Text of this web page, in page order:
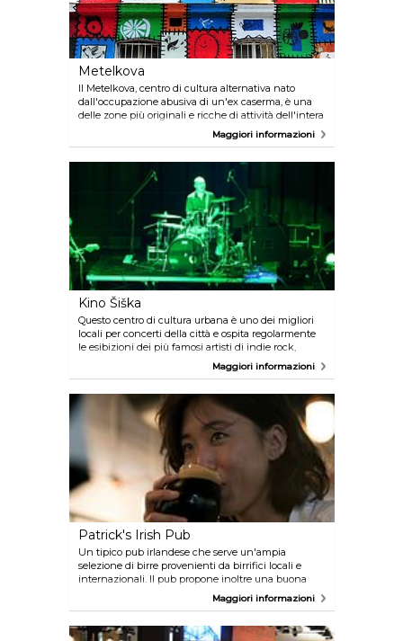
Metelkova
Il Metelkova, centro di cultura alternativa nato
dall'occupazione abusiva di un'ex caserma, è una
delle zone più originali e ricche di attività dell'intera
città. Oltre a concerti, esibizioni di DJ e serate
musicali, il Metelkova ospita diversi eventi artistici.
Metelkova è frequentato da persone di età,
professioni e generazioni diverse che vogliono
divertirsi in un'atmosfera rilassata.
Maggiori informazioni
Kino Šiška
Questo centro di cultura urbana è uno dei migliori
locali per concerti della città e ospita regolarmente
le esibizioni dei più famosi artisti di indie rock,
musica elettronica, metal e di altri generi di musica
moderna. A volte ospita anche spettacoli di teatro e
esposizioni d'arte. Il caffè Kino Šiška è aperto tutti i
giorni, sia di giorno che di notte,
indipendentemente dagli eventi in
programmazione.
Maggiori informazioni
Patrick's Irish Pub
Un tipico pub irlandese che serve un'ampia
selezione di birre provenienti da birrifici locali e
internazionali. Il pub propone inoltre una buona
scelta di piatti irlandesi e inglesi tipici della cucina
dei pub. Ospita spesso eventi tra cui concerti di
birra. Quando si svolgono eventi sportivi importanti,
Maggiori informazioni